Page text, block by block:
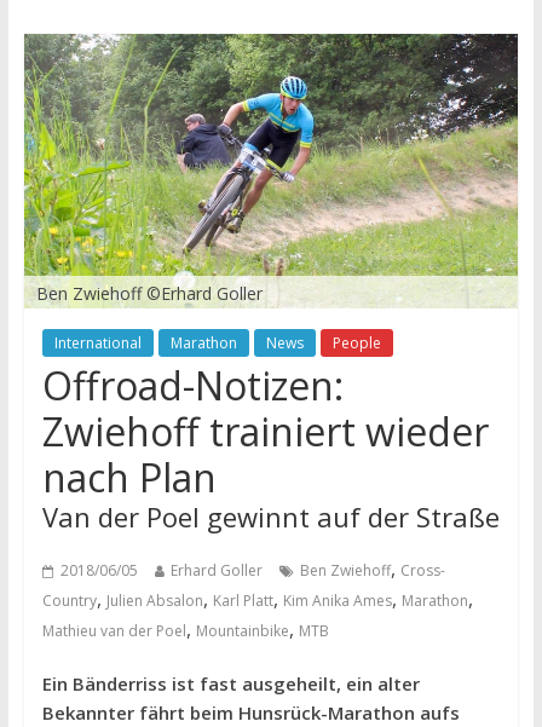
Ben Zwiehoff ©Erhard Goller
International Marathon News People
Offroad-Notizen:
Zwiehoff trainiert wieder
nach Plan
Van der Poel gewinnt auf der Straße
2018/06/05 Erhard Goller Ben Zwiehoff, Cross-
Country, Julien Absalon, Karl Platt, Kim Anika Ames, Marathon,
Mathieu van der Poel, Mountainbike, MTB
Ein Bänderriss ist fast ausgeheilt, ein alter
Bekannter fährt beim Hunsrück-Marathon aufs